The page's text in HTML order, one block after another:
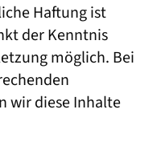
Haftung ist
der Kenntnis
möglich. Bei
wir diese Inhalte